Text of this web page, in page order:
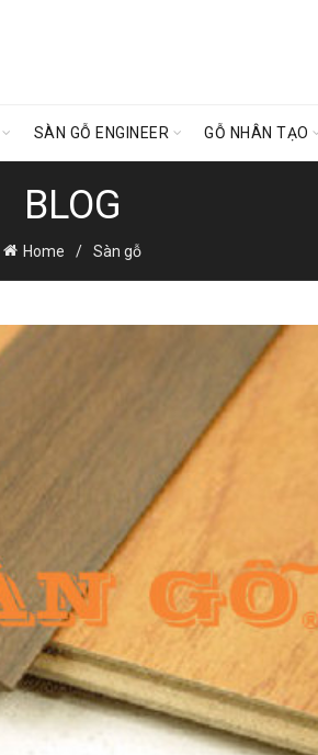
SÀN GỖ ENGINEER GỖ NHÂN TẠO
BLOG
Home Sàn gỗ